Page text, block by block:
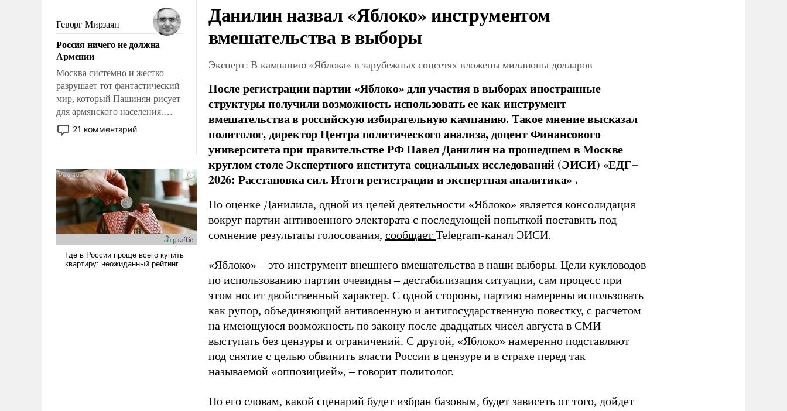
Сложившаяся ситуация
означает многолетний период
уязвимости США, например,
перед Китаем.
Геворг Мирзаян
Россия ничего не должна
Армении
Москва системно и жестко
разрушает тот фантастический
мир, который Пашинян рисует
для армянского населения.
Мир, где политические
прожекты будут безусловно
налогоплательщиков и где
Еревану за свои поступки не
нужно отвечать.
21 комментарий
Данилин назвал «Яблоко» инструментом
вмешательства в выборы
Эксперт: В кампанию «Яблока» в зарубежных соцсетях вложены миллионы долларов
После регистрации партии «Яблоко» для участия в выборах иностранные
структуры получили возможность использовать ее как инструмент
вмешательства в российскую избирательную кампанию. Такое мнение высказал
политолог, директор Центра политического анализа, доцент Финансового
университета при правительстве РФ Павел Данилин на прошедшем в Москве
круглом столе Экспертного института социальных исследований (ЭИСИ) «ЕДГ–
2026: Расстановка сил. Итоги регистрации и экспертная аналитика» .
По оценке Данилила, одной из целей деятельности «Яблоко» является консолидация
вокруг партии антивоенного электората с последующей попыткой поставить под
сомнение результаты голосования, сообщает Telegram-канал ЭИСИ.
«Яблоко» – это инструмент внешнего вмешательства в наши выборы. Цели кукловодов
по использованию партии очевидны – дестабилизация ситуации, сам процесс при
этом носит двойственный характер. С одной стороны, партию намерены использовать
как рупор, объединяющий антивоенную и антигосударственную повестку, с расчетом
на имеющуюся возможность по закону после двадцатых чисел августа в СМИ
выступать без цензуры и ограничений. С другой, «Яблоко» намеренно подставляют
под снятие с целью обвинить власти России в цензуре и в страхе перед так
называемой «оппозицией», – говорит политолог.
По его словам, какой сценарий будет избран базовым, будет зависеть от того, дойдет